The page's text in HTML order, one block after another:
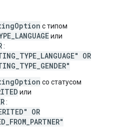
с типом
или
:
OR
со статусом
или
:
OR